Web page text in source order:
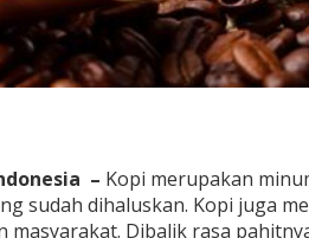
– Kopi merupakan
sudah dihaluskan. Kopi juga
masyarakat. Dibalik rasa